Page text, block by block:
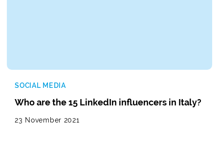
SOCIAL MEDIA
Who are the 15 LinkedIn influencers in Italy?
23 November 2021